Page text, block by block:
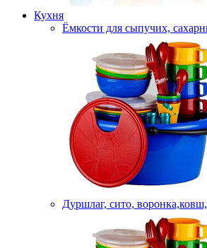
Кухня
Ёмкости для сыпучих,
Дуршлаг, сито,